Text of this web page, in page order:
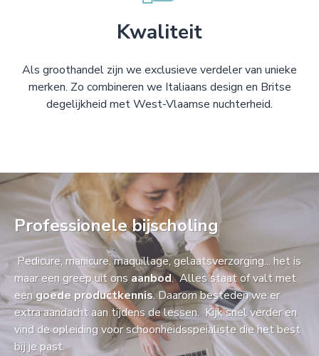
Kwaliteit
Als groothandel zijn we exclusieve verdeler van unieke
merken. Zo combineren we Italiaans design en Britse
degelijkheid met West-Vlaamse nuchterheid.
Professionele bijscholing
Pedicure, manicure, maquillage, gelaatsverzorging... het is
maar een greep uit ons aanbod. Alles staat of valt met
eengoede productkennis. Daarom besteden we er
extra aandacht aan tijdens de lessen. Kijk snel verder en
vind de opleiding voor schoonheidsspeialiste die het best
bij je past.